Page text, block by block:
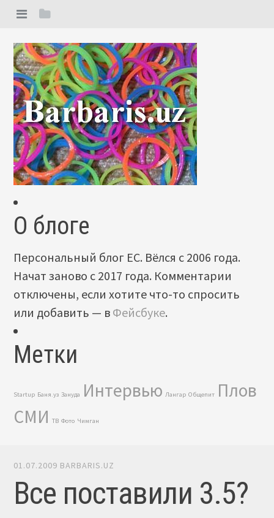
О блоге
Персональный блог ЕС. Вёлся с 2006 года.
Начат заново с 2017 года. Комментарии
отключены, если хотите что-то спросить
или добавить — в Фейсбуке.
Метки
Startup Баня.уз Зануда Интервью Лангар Общепит Плов
СМИ ТВ Фото Чимган
01.07.2009 BARBARIS.UZ
Все поставили 3.5?